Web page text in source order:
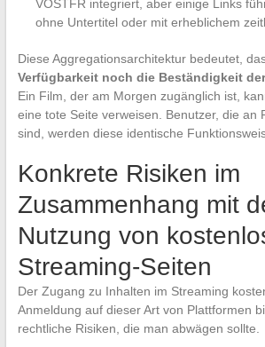
VOSTFR integriert, aber einige Links
ohne Untertitel oder mit erheblichem
Diese Aggregationsarchitektur bedeutet,
Verfügbarkeit noch die Beständigkeit
Ein Film, der am Morgen zugänglich ist,
eine tote Seite verweisen. Benutzer, die an
sind, werden diese identische
Konkrete Risiken im
Zusammenhang mit
Nutzung von
Streaming-Seiten
Der Zugang zu Inhalten im Streaming
Anmeldung auf dieser Art von Plattformen
rechtliche Risiken, die man abwägen sollte.